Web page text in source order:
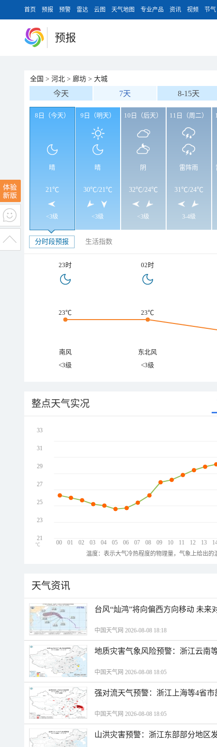
首页 预报 预警 雷达 云图 天气地图 专业产品 资讯 视频 节气
预报
全国 > 河北 > 廊坊 > 大城
今天 7天 8-15天
8日（今天）
晴
21℃
<3级
9日（明天）
晴
30℃/21℃
<3级
10日（后天）
阴
32℃/24℃
<3级
11日（周二）
雷阵雨
31℃/24℃
3-4级
分时段预报 生活指数
23时 02时
23℃ 23℃
南风
东北风
<3级
<3级
整点天气实况
00 01 02 03 04 05 06 07 08 09 10 11 12 13
33
31
29
27
25
23
21
℃
温度：表示大气冷热程度的物理量，气象上给出
天气资讯
台风“灿鸿”将向偏西方向移动 未来
中国天气网 2026-08-08 18:18
地质灾害气象风险预警：浙江云南
中国天气网 2026-08-08 18:05
强对流天气预警：浙江上海等4省
中国天气网 2026-08-08 18:05
山洪灾害预警：浙江东部部分地区